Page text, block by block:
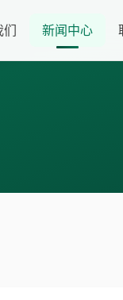
们 新闻中心